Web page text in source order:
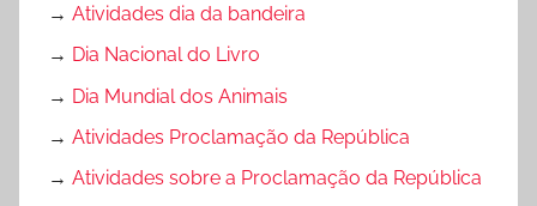
→ Atividades dia da bandeira
→ Dia Nacional do Livro
→ Dia Mundial dos Animais
→ Atividades Proclamação da República
→ Atividades sobre a Proclamação da República